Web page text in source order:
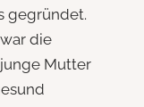
gegründet.
die
Mutter